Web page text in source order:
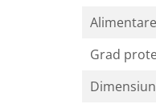
Grad